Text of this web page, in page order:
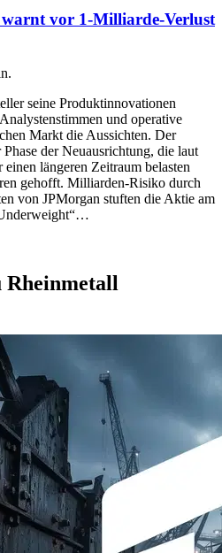
vor 1-Milliarde-Verlust
seine Produktinnovationen
und operative
Markt die Aussichten. Der
der Neuausrichtung, die laut
längeren Zeitraum belasten
gehofft. Milliarden-Risiko durch
von JPMorgan stuften die Aktie am